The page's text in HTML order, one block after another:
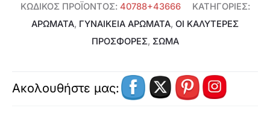
ΚΩΔΙΚΌΣ ΠΡΟΪΌΝΤΟΣ: 40788+43666
ΚΑΤΗΓΟΡΊΕΣ:
ΑΡΩΜΑΤΑ, ΓΥΝΑΙΚΕΊΑ ΑΡΏΜΑΤΑ, ΟΙ ΚΑΛΥΤΕΡΕΣ
ΠΡΟΣΦΟΡΕΣ, ΣΩΜΑ
Ακολουθήστε μας: